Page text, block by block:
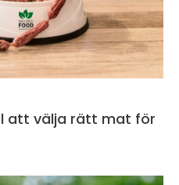
att välja rätt mat för